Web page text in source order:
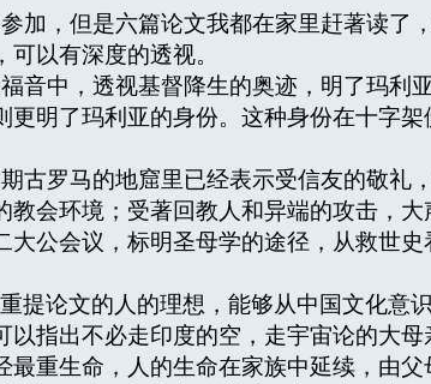
加，但是六篇论文我都在家里赶著读了
以有深度的透视。
音中，透视基督降生的奥迹，明了玛利
明了玛利亚的身份。这种身份在十字
古罗马的地窟里已经表示受信友的敬礼
会环境；受著回教人和异端的攻击，
公会议，标明圣母学的途径，从救世
提论文的人的理想，能够从中国文化意
指出不必走印度的空，走宇宙论的大
重生命，人的生命在家族中延续，由